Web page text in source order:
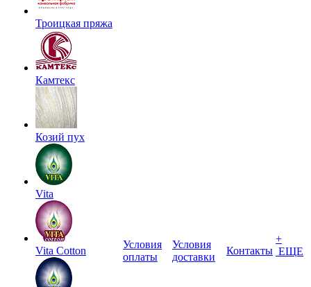
Троицкая пряжа
Камтекс
Козий пух
Vita
Vita Cotton
Условия
оплаты
Условия
доставки
Контакты
+
ЕЩЕ